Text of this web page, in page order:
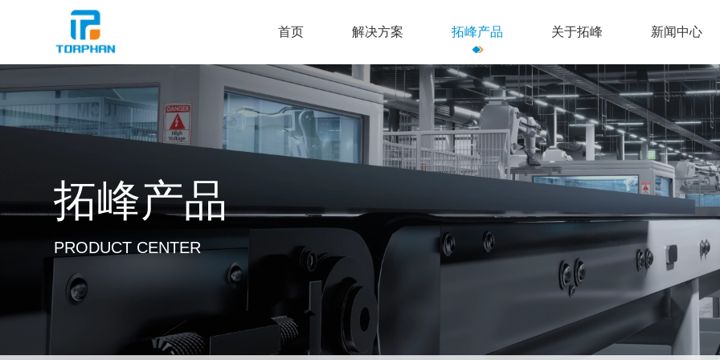
首页 解决方案 拓峰产品 关于拓峰 新闻中心
拓峰产品
PRODUCT CENTER